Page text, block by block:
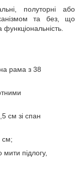
полуторні або
та без, що
рама з 38
см зі спан
см;
підлогу,